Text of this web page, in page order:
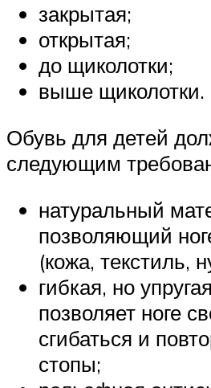
закрытая;
открытая;
до щиколотки;
выше щиколотки.
Обувь для детей
следующим
натуральный
позволяющий
(кожа, текстиль,
гибкая, но
позволяет ноге
сгибаться и
стопы;